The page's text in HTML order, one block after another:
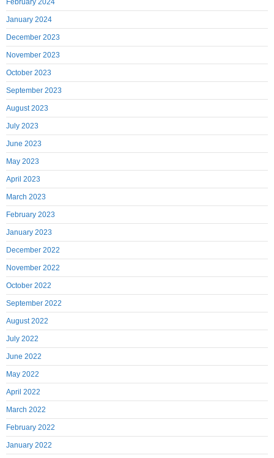
February 2024
January 2024
December 2023
November 2023
October 2023
September 2023
August 2023
July 2023
June 2023
May 2023
April 2023
March 2023
February 2023
January 2023
December 2022
November 2022
October 2022
September 2022
August 2022
July 2022
June 2022
May 2022
April 2022
March 2022
February 2022
January 2022